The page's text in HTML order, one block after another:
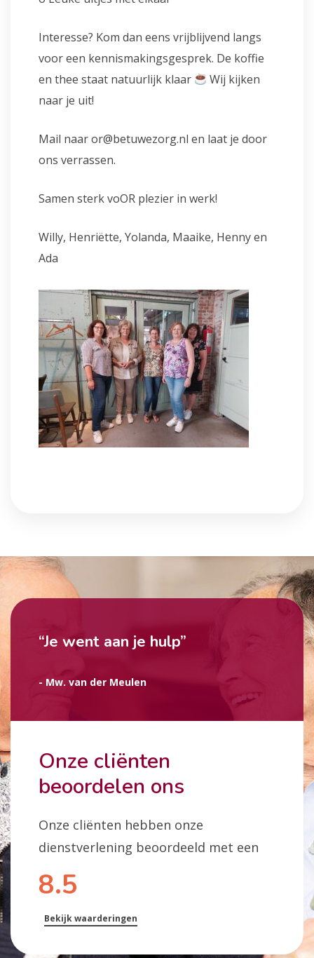
Interesse? Kom dan eens vrijblijvend langs
voor een kennismakingsgesprek. De koffie
en thee staat natuurlijk klaar
Wij kijken
naar je uit!
Mail naar or@betuwezorg.nl en laat je door
ons verrassen.
Samen sterk voOR plezier in werk!
Willy, Henriëtte, Yolanda, Maaike, Henny en
Ada
Onze cliënten
beoordelen ons
Onze cliënten hebben onze
dienstverlening beoordeeld met een
8.5
Bekijk waarderingen
“Je went aan je hulp”
- Mw. van der Meulen